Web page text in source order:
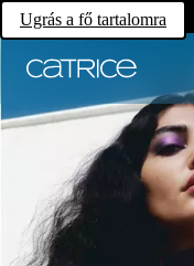
Ugrás a fő tartalomra